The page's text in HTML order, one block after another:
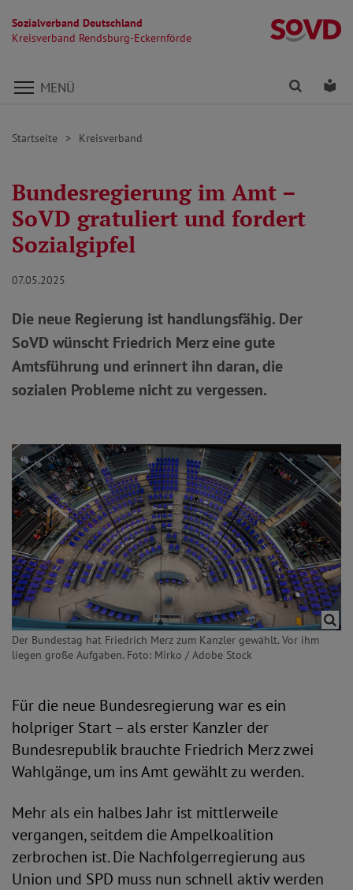
Sozialverband Deutschland
Kreisverband Rendsburg-Eckernförde
Direkt zu den Inhalten springen
MENÜ Finden
Startseite Kreisverband
Bundesregierung im Amt –
SoVD gratuliert und fordert
Sozialgipfel
07.05.2025
Die neue Regierung ist handlungsfähig. Der
SoVD wünscht Friedrich Merz eine gute
Amtsführung und erinnert ihn daran, die
sozialen Probleme nicht zu vergessen.
Der Bundestag hat Friedrich Merz zum Kanzler gewählt. Vor ihm
liegen große Aufgaben. Foto: Mirko / Adobe Stock
Für die neue Bundesregierung war es ein
holpriger Start – als erster Kanzler der
Bundesrepublik brauchte Friedrich Merz zwei
Wahlgänge, um ins Amt gewählt zu werden.
Mehr als ein halbes Jahr ist mittlerweile
vergangen, seitdem die Ampelkoalition
zerbrochen ist. Die Nachfolgerregierung aus
Union und SPD muss nun schnell aktiv werden